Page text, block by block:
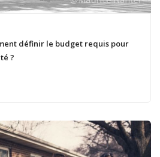
définir le budget requis pour
?